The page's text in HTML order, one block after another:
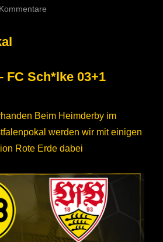
FC Sch*lke 03+1
Beim Heimderby im
werden wir mit einigen
Rote Erde dabei